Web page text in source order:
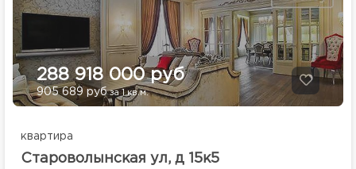
288 918 000 руб
905 689 рубза 1 кв.м.
квартира
Староволынская ул, д 15к5